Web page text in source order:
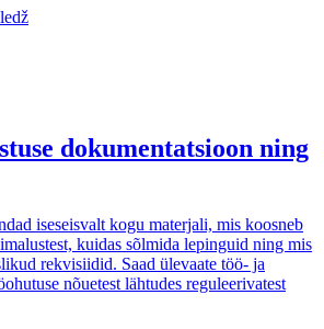
dokumentatsioon ning
iseseisvalt kogu materjali, mis koosneb
kuidas sõlmida lepinguid ning mis
rekvisiidid. Saad ülevaate töö- ja
nõuetest lähtudes reguleerivatest